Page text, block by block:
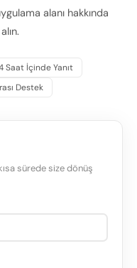
alanı hakkında
Saat İçinde Yanıt
Destek
sürede size dönüş